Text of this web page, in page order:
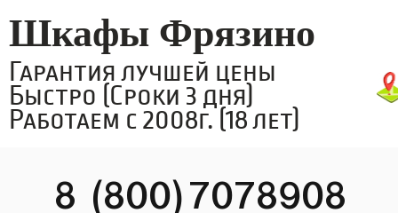
Шкафы Фрязино
Гарантия лучшей цены
Быстро (Сроки 3 дня)
Работаем с 2008г. (18 лет)
8 (800)7078908